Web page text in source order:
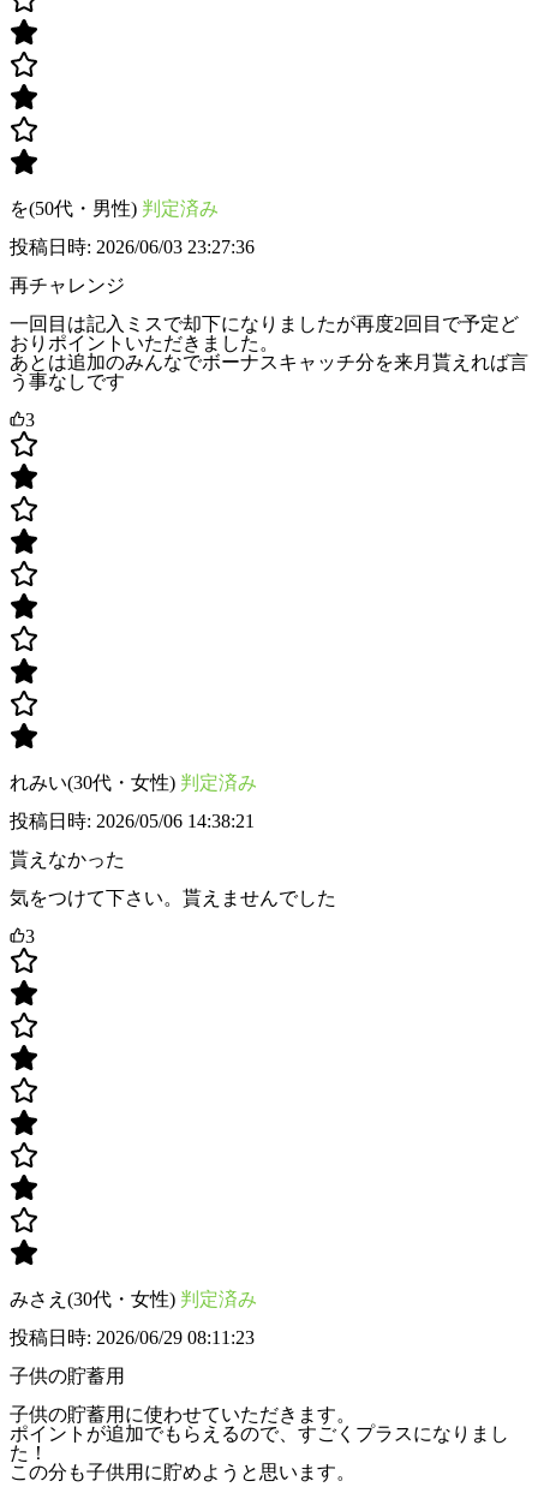
を(50代・男性) 判定済み
投稿日時: 2026/06/03 23:27:36
再チャレンジ
一回目は記入ミスで却下になりましたが再度2回目で予定ど
おりポイントいただきました。
あとは追加のみんなでボーナスキャッチ分を来月貰えれば言
う事なしです
3
れみい(30代・女性) 判定済み
投稿日時: 2026/05/06 14:38:21
貰えなかった
気をつけて下さい。貰えませんでした
3
みさえ(30代・女性) 判定済み
投稿日時: 2026/06/29 08:11:23
子供の貯蓄用
子供の貯蓄用に使わせていただきます。
ポイントが追加でもらえるので、すごくプラスになりまし
た！
この分も子供用に貯めようと思います。